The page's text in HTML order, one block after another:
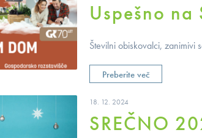
Uspešno
Številni obiskovalci,
Preberite več
18. 12. 2024
SREČNO